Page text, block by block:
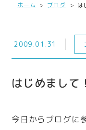
ホーム ブログ は
2009.01.31
はじめまして！
今日からブログに